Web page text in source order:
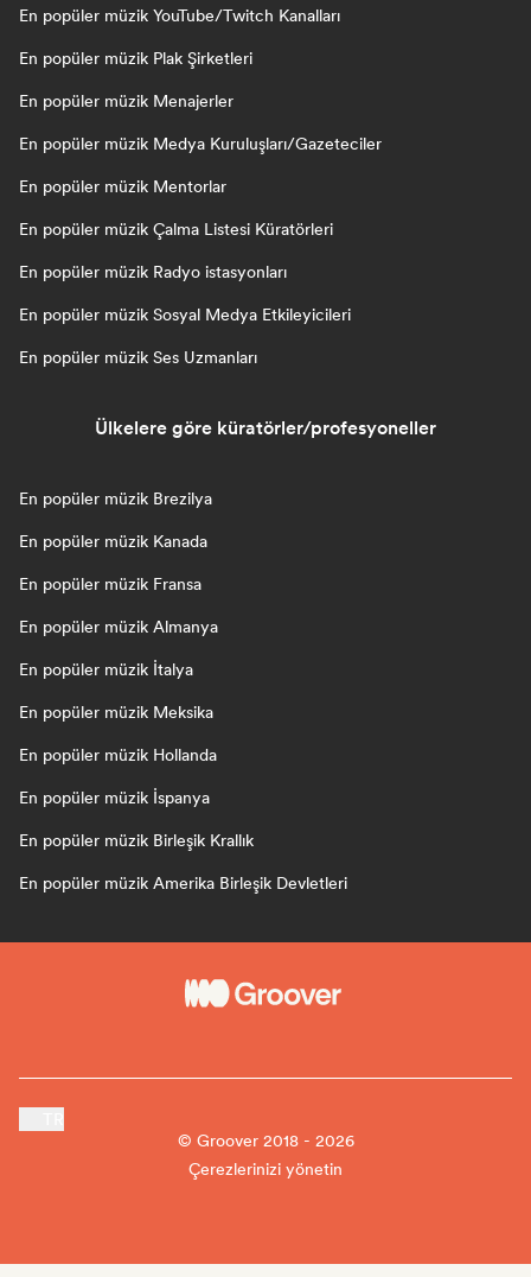
En popüler müzik YouTube/Twitch Kanalları
En popüler müzik Plak Şirketleri
En popüler müzik Menajerler
En popüler müzik Medya Kuruluşları/Gazeteciler
En popüler müzik Mentorlar
En popüler müzik Çalma Listesi Küratörleri
En popüler müzik Radyo istasyonları
En popüler müzik Sosyal Medya Etkileyicileri
En popüler müzik Ses Uzmanları
Ülkelere göre küratörler/profesyoneller
En popüler müzik Brezilya
En popüler müzik Kanada
En popüler müzik Fransa
En popüler müzik Almanya
En popüler müzik İtalya
En popüler müzik Meksika
En popüler müzik Hollanda
En popüler müzik İspanya
En popüler müzik Birleşik Krallık
En popüler müzik Amerika Birleşik Devletleri
© Groover 2018 - 2026
Çerezlerinizi yönetin